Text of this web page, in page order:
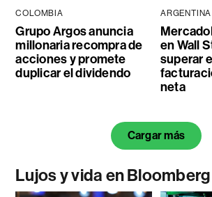
COLOMBIA
Grupo Argos anuncia
millonaria recompra de
acciones y promete
duplicar el dividendo
ARGENTINA
en Wall
superar
neta
Cargar más
Lujos y vida en